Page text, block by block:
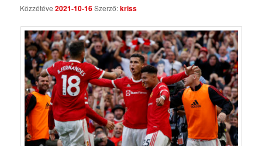
Közzétéve2021-10-16Szerző:kriss